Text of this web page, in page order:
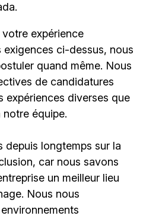
expérience
ci-dessus, nous
quand même. Nous
de candidatures
expériences diverses que
équipe.
depuis longtemps sur la
car nous savons
un meilleur lieu
Nous nous